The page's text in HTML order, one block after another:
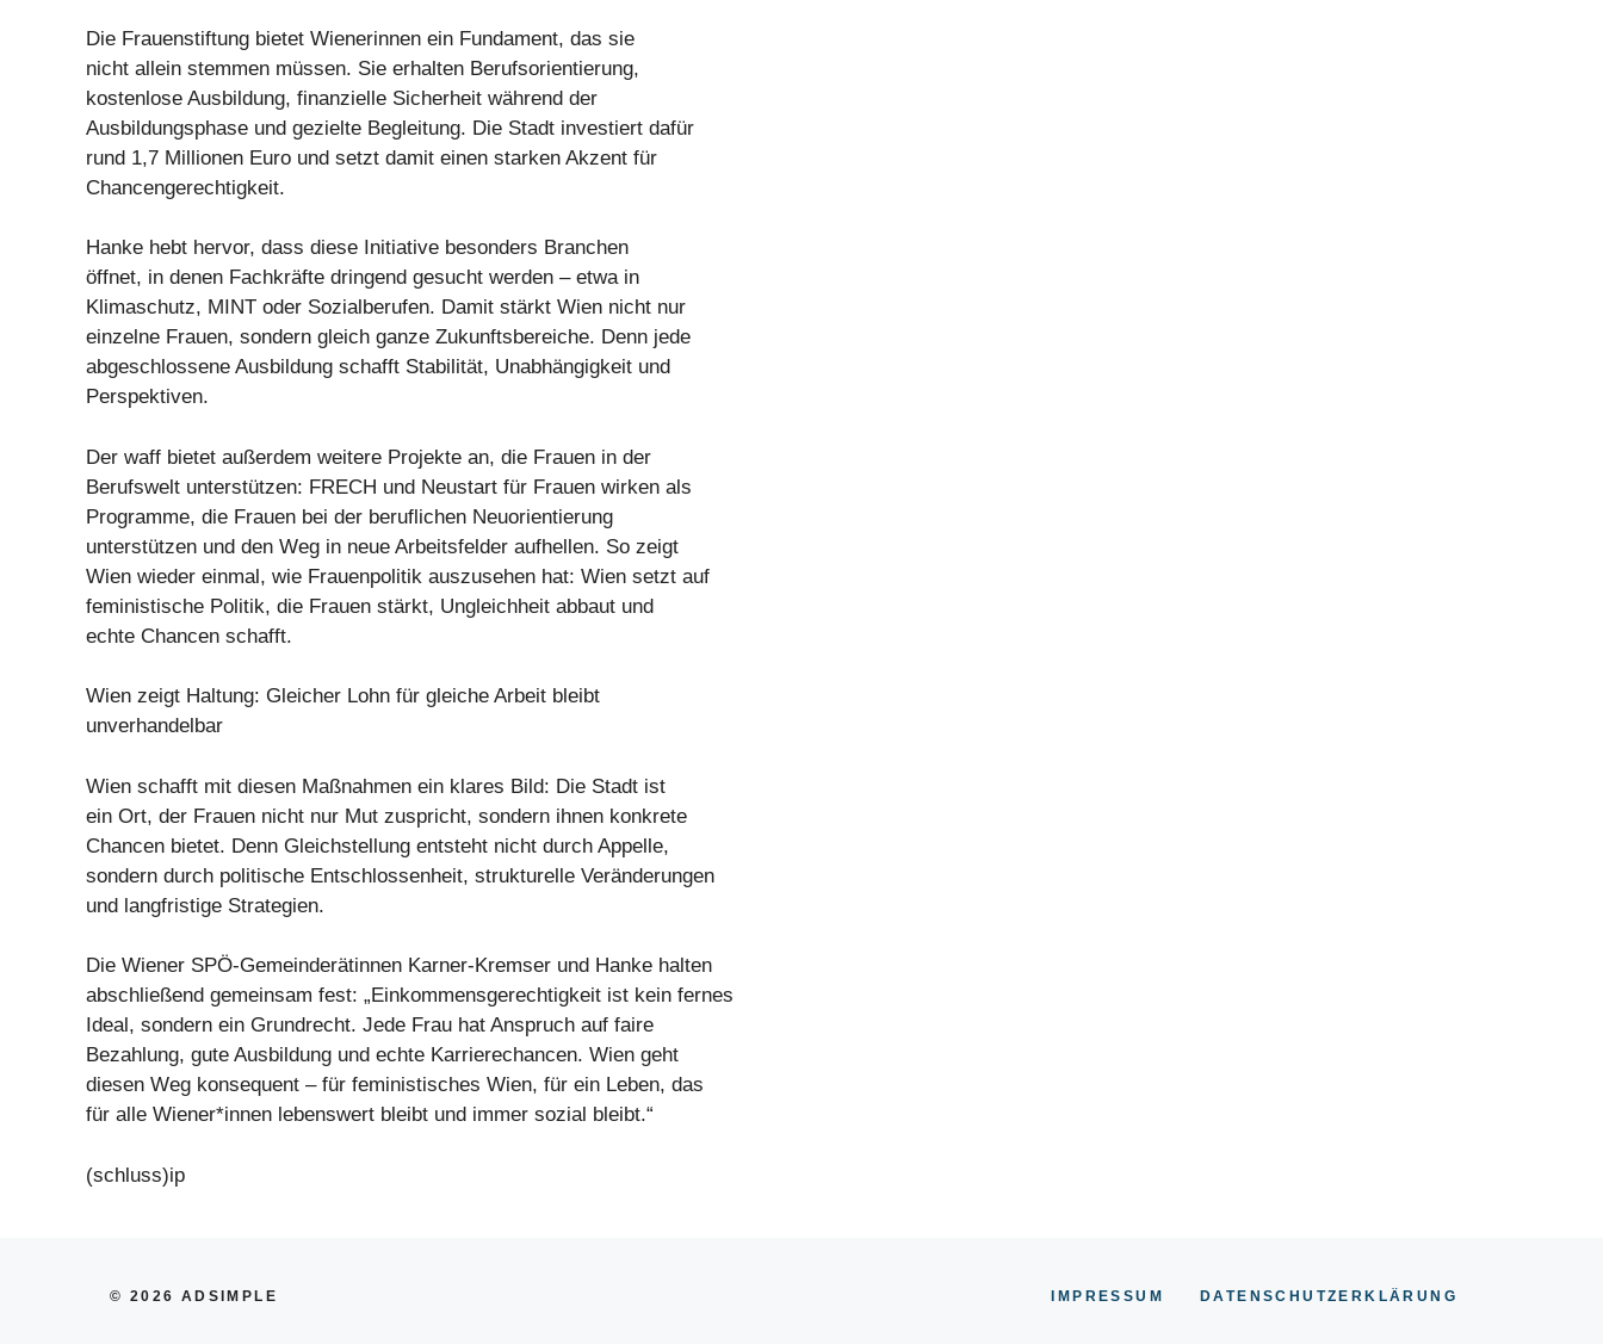
Die Frauenstiftung bietet Wienerinnen ein Fundament, das sie
nicht allein stemmen müssen. Sie erhalten Berufsorientierung,
kostenlose Ausbildung, finanzielle Sicherheit während der
Ausbildungsphase und gezielte Begleitung. Die Stadt investiert dafür
rund 1,7 Millionen Euro und setzt damit einen starken Akzent für
Chancengerechtigkeit.
Hanke hebt hervor, dass diese Initiative besonders Branchen
öffnet, in denen Fachkräfte dringend gesucht werden – etwa in
Klimaschutz, MINT oder Sozialberufen. Damit stärkt Wien nicht nur
einzelne Frauen, sondern gleich ganze Zukunftsbereiche. Denn jede
abgeschlossene Ausbildung schafft Stabilität, Unabhängigkeit und
Perspektiven.
Der waff bietet außerdem weitere Projekte an, die Frauen in der
Berufswelt unterstützen: FRECH und Neustart für Frauen wirken als
Programme, die Frauen bei der beruflichen Neuorientierung
unterstützen und den Weg in neue Arbeitsfelder aufhellen. So zeigt
Wien wieder einmal, wie Frauenpolitik auszusehen hat: Wien setzt auf
feministische Politik, die Frauen stärkt, Ungleichheit abbaut und
echte Chancen schafft.
Wien zeigt Haltung: Gleicher Lohn für gleiche Arbeit bleibt
unverhandelbar
Wien schafft mit diesen Maßnahmen ein klares Bild: Die Stadt ist
ein Ort, der Frauen nicht nur Mut zuspricht, sondern ihnen konkrete
Chancen bietet. Denn Gleichstellung entsteht nicht durch Appelle,
sondern durch politische Entschlossenheit, strukturelle Veränderungen
und langfristige Strategien.
Die Wiener SPÖ-Gemeinderätinnen Karner-Kremser und Hanke halten
abschließend gemeinsam fest: „Einkommensgerechtigkeit ist kein fernes
Ideal, sondern ein Grundrecht. Jede Frau hat Anspruch auf faire
Bezahlung, gute Ausbildung und echte Karrierechancen. Wien geht
diesen Weg konsequent – für feministisches Wien, für ein Leben, das
für alle Wiener*innen lebenswert bleibt und immer sozial bleibt.“
(schluss)ip
© 2026 ADSIMPLE IMPRESSUM DATENSCHUTZERKLÄRUNG